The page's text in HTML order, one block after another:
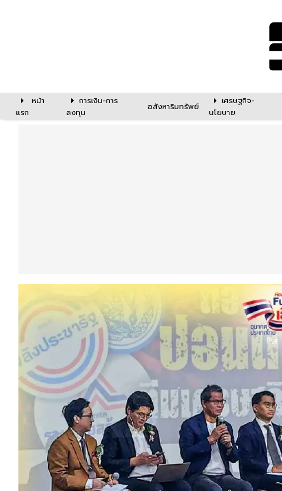
หน้า
แรก
การเงิน-การ
ลงทุน
อสังหาริมทรัพย์
เศรษฐกิจ-
นโยบาย